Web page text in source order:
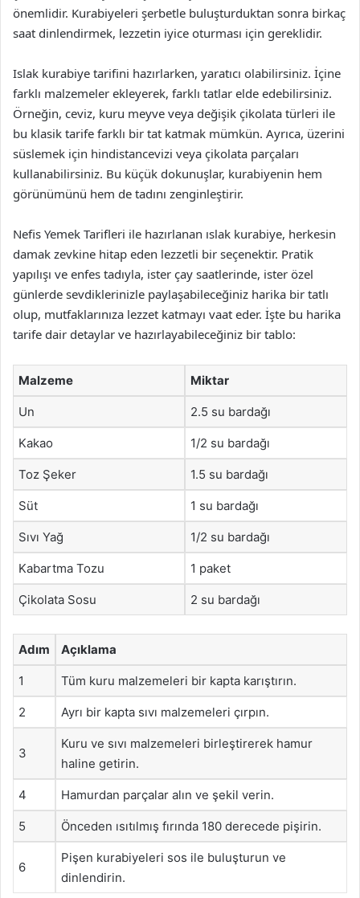
önemlidir. Kurabiyeleri şerbetle buluşturduktan sonra birkaç
saat dinlendirmek, lezzetin iyice oturması için gereklidir.
Islak kurabiye tarifini hazırlarken, yaratıcı olabilirsiniz. İçine
farklı malzemeler ekleyerek, farklı tatlar elde edebilirsiniz.
Örneğin, ceviz, kuru meyve veya değişik çikolata türleri ile
bu klasik tarife farklı bir tat katmak mümkün. Ayrıca, üzerini
süslemek için hindistancevizi veya çikolata parçaları
kullanabilirsiniz. Bu küçük dokunuşlar, kurabiyenin hem
görünümünü hem de tadını zenginleştirir.
Nefis Yemek Tarifleri ile hazırlanan ıslak kurabiye, herkesin
damak zevkine hitap eden lezzetli bir seçenektir. Pratik
yapılışı ve enfes tadıyla, ister çay saatlerinde, ister özel
günlerde sevdiklerinizle paylaşabileceğiniz harika bir tatlı
olup, mutfaklarınıza lezzet katmayı vaat eder. İşte bu harika
tarife dair detaylar ve hazırlayabileceğiniz bir tablo:
Malzeme Miktar
Un 2.5 su bardağı
Kakao 1/2 su bardağı
Toz Şeker 1.5 su bardağı
Süt 1 su bardağı
Sıvı Yağ 1/2 su bardağı
Kabartma Tozu 1 paket
Çikolata Sosu 2 su bardağı
Adım Açıklama
1 Tüm kuru malzemeleri bir kapta karıştırın.
2 Ayrı bir kapta sıvı malzemeleri çırpın.
3
Kuru ve sıvı malzemeleri birleştirerek hamur
haline getirin.
4 Hamurdan parçalar alın ve şekil verin.
5 Önceden ısıtılmış fırında 180 derecede pişirin.
6
Pişen kurabiyeleri sos ile buluşturun ve
dinlendirin.